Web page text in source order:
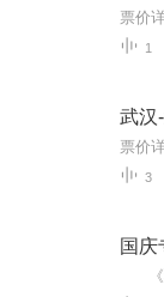
1
武汉
3
国庆